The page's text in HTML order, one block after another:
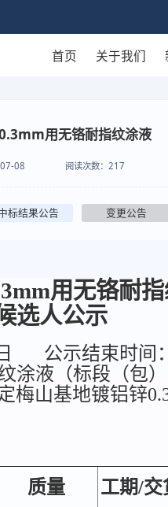
首页 关于我们
用无铬耐指纹涂液
08 阅读次数： 217
标结果公告 变更公告
用无铬耐
选人公示
公示结束时间
液（标段（包）
梅山基地镀铝锌
质量 工期/交